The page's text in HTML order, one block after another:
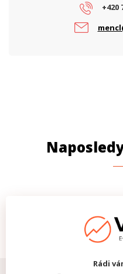
+420
Rádi